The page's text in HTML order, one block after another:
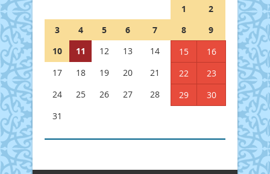
1
2
3
4 5 6 7 8
9
10
11 12 13 14 15
16
17
18 19 20 21 22
23
24
25 26 27 28 29
30
31